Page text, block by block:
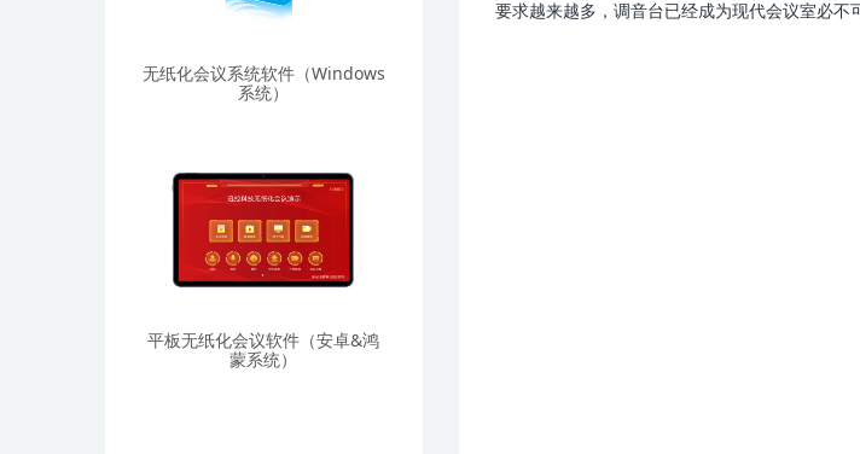
要求越来越多，调音台已经成为现代会议室必不
无纸化会议系统软件（Windows
系统）
平板无纸化会议软件（安卓&鸿
蒙系统）